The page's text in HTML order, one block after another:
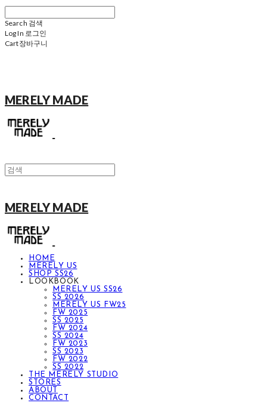
Search 검색
Log In 로그인
Cart장바구니
MERELY MADE
MERELY MADE
HOME
MERELY US
SHOP SS26
LOOKBOOK
MERELY US SS26
SS 2026
MERELY US FW25
FW 2025
SS 2025
FW 2024
SS 2024
FW 2023
SS 2023
FW 2022
SS 2022
THE MERELY STUDIO
STORES
ABOUT
CONTACT